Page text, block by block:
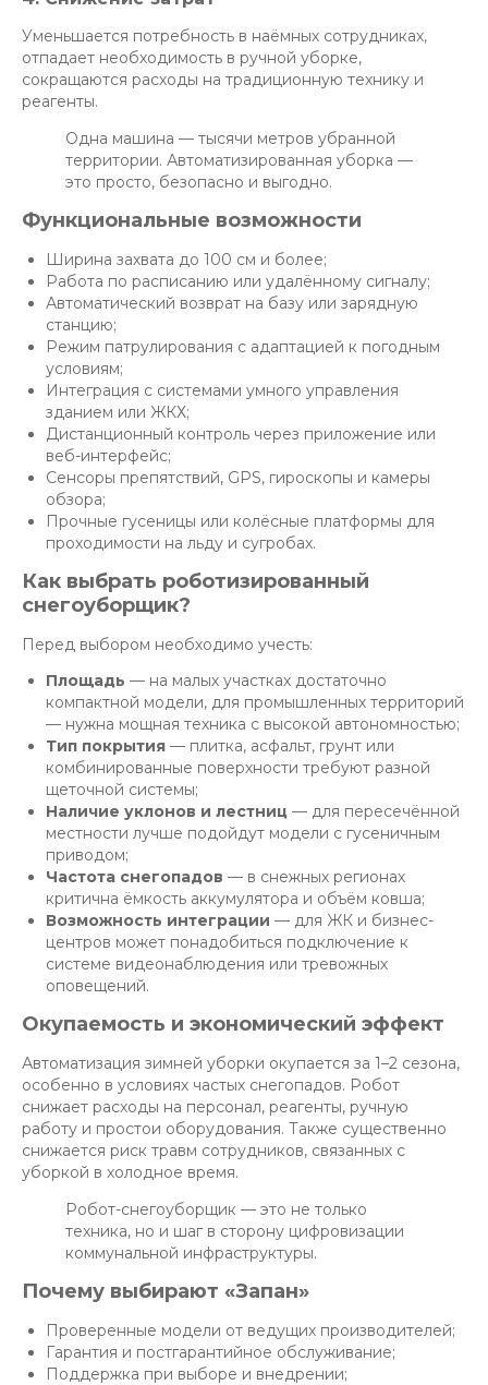
Уменьшается потребность в наёмных сотрудниках,
отпадает необходимость в ручной уборке,
сокращаются расходы на традиционную технику и
реагенты.
Одна машина — тысячи метров убранной
территории. Автоматизированная уборка —
это просто, безопасно и выгодно.
Функциональные возможности
Ширина захвата до 100 см и более;
Работа по расписанию или удалённому сигналу;
Автоматический возврат на базу или зарядную
станцию;
Режим патрулирования с адаптацией к погодным
условиям;
Интеграция с системами умного управления
зданием или ЖКХ;
Дистанционный контроль через приложение или
веб-интерфейс;
Сенсоры препятствий, GPS, гироскопы и камеры
обзора;
Прочные гусеницы или колёсные платформы для
проходимости на льду и сугробах.
Как выбрать роботизированный
снегоуборщик?
Перед выбором необходимо учесть:
Площадь — на малых участках достаточно
компактной модели, для промышленных территорий
— нужна мощная техника с высокой автономностью;
Тип покрытия — плитка, асфальт, грунт или
комбинированные поверхности требуют разной
щеточной системы;
Наличие уклонов и лестниц — для пересечённой
местности лучше подойдут модели с гусеничным
приводом;
Частота снегопадов — в снежных регионах
критична ёмкость аккумулятора и объём ковша;
Возможность интеграции — для ЖК и бизнес-
центров может понадобиться подключение к
системе видеонаблюдения или тревожных
оповещений.
Окупаемость и экономический эффект
Автоматизация зимней уборки окупается за 1–2 сезона,
особенно в условиях частых снегопадов. Робот
снижает расходы на персонал, реагенты, ручную
работу и простои оборудования. Также существенно
снижается риск травм сотрудников, связанных с
уборкой в холодное время.
Робот-снегоуборщик — это не только
техника, но и шаг в сторону цифровизации
коммунальной инфраструктуры.
Почему выбирают «Запан»
Проверенные модели от ведущих производителей;
Гарантия и постгарантийное обслуживание;
Поддержка при выборе и внедрении;